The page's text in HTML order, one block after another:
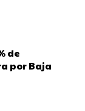
de
por Baja